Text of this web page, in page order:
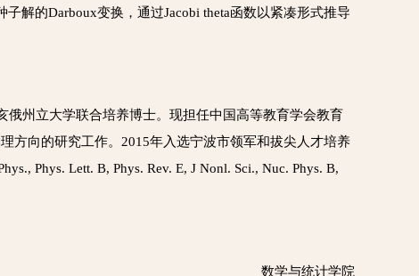
解的Darboux变换，通过Jacobi theta函数以紧凑形式推导
州立大学联合培养博士。现担任中国高等教育学会教育
方向的研究工作。2015年入选宁波市领军和拔尖人才培养
Phys. Lett. B, Phys. Rev. E, J Nonl. Sci., Nuc. Phys. B,
数学与统计学院